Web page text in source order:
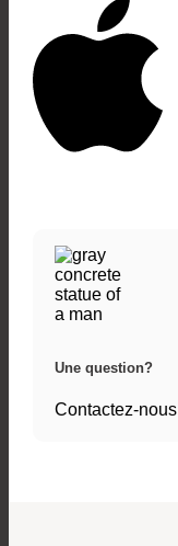
Une question?
Contactez-nous